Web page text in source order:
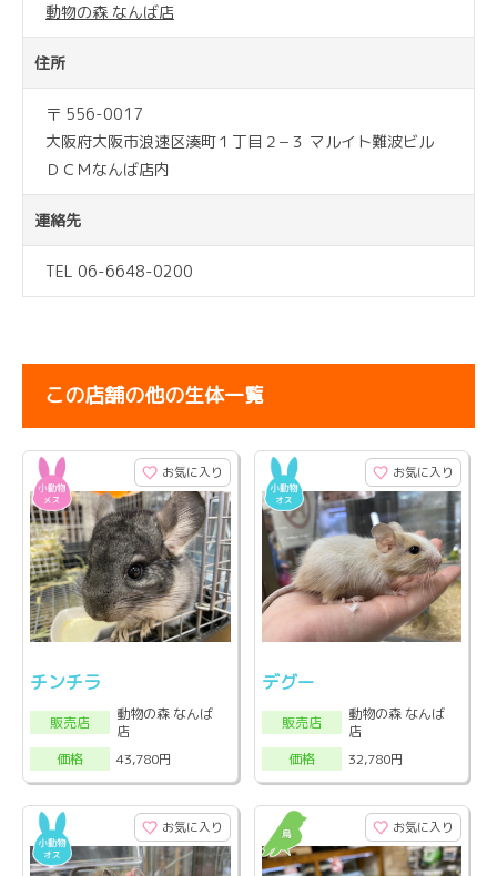
動物の森 なんば店
住所
〒 556-0017
大阪府大阪市浪速区湊町１丁目２−３ マルイト難波ビル
ＤＣＭなんば店内
連絡先
TEL 06-6648-0200
この店舗の他の生体一覧
お気に入り
チンチラ
販売店
動物の森 なんば
店
価格
43,780円
お気に入り
デグー
販売店
動物の森 なんば
店
価格
32,780円
お気に入り お気に入り